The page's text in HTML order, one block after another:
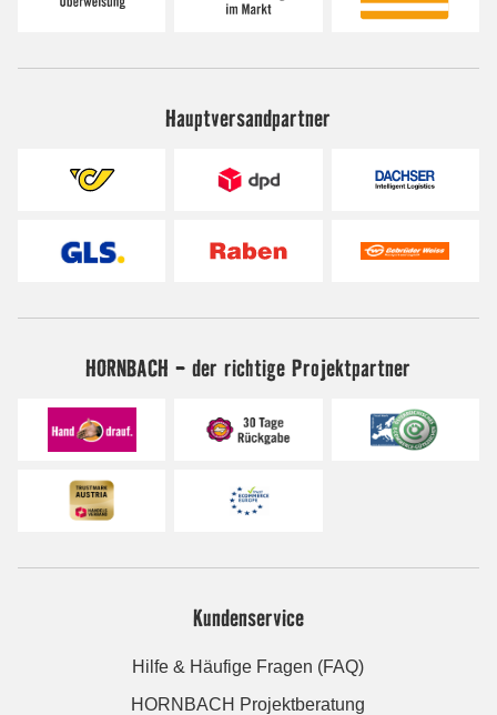
Hauptversandpartner
HORNBACH - der richtige Projektpartner
Kundenservice
Hilfe & Häufige Fragen (FAQ)
HORNBACH Projektberatung